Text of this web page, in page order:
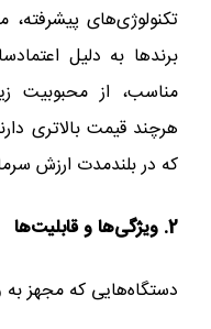
تکنولوژی‌های پیشرفته،
برندها به دلیل
مناسب، از محبوبیت
هرچند قیمت بالاتری
که در بلندمدت ارزش
2. ویژگی‌ها و قابلیت‌ها
دستگاه‌هایی که مجهز به